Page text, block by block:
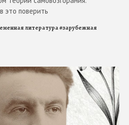
это поверить
литература#зарубежная